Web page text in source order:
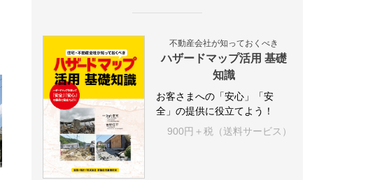
不動産会社が知っておくべき
ハザードマップ活用 基礎
知識
お客さまへの「安心」「安
全」の提供に役立てよう！
900円＋税（送料サービス）